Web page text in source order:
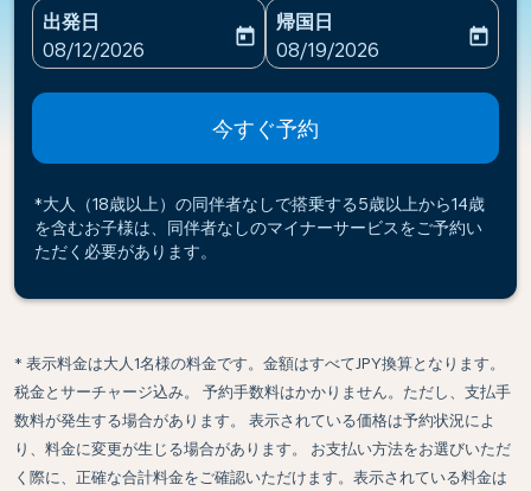
出発日
fc-booking-departure-date-aria-label
08/12/2026
today
帰国日
fc-booking-return-date-
08/19/2026
today
今すぐ予約
*大人（18歳以上）の同伴者なしで搭乗する5歳以上から14歳
を含むお子様は、同伴者なしのマイナーサービスをご予約い
ただく必要があります。
* 表示料金は大人1名様の料金です。金額はすべてJPY換算となります。
税金とサーチャージ込み。 予約手数料はかかりません。ただし、支払手
数料が発生する場合があります。 表示されている価格は予約状況によ
り、料金に変更が生じる場合があります。 お支払い方法をお選びいただ
く際に、正確な合計料金をご確認いただけます。表示されている料金は